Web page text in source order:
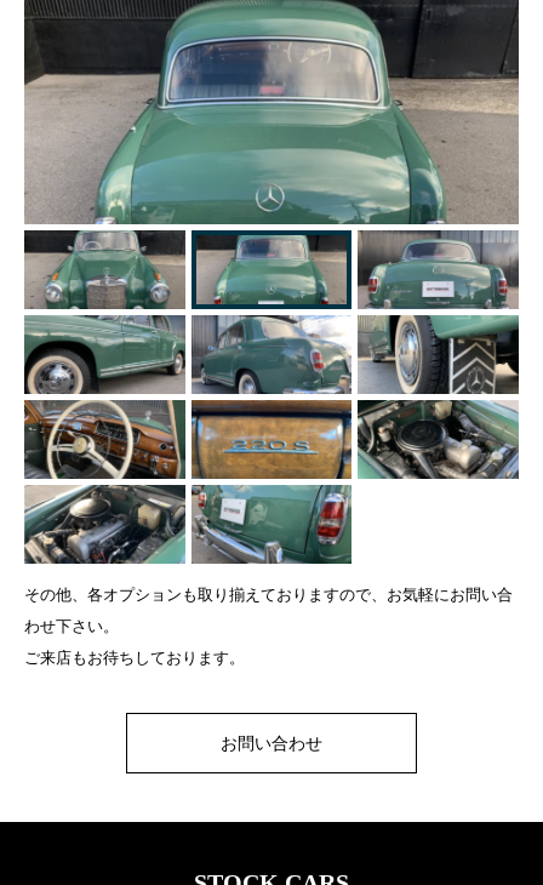
その他、各オプションも取り揃えておりますので、お気軽にお問い合
わせ下さい。
ご来店もお待ちしております。
お問い合わせ